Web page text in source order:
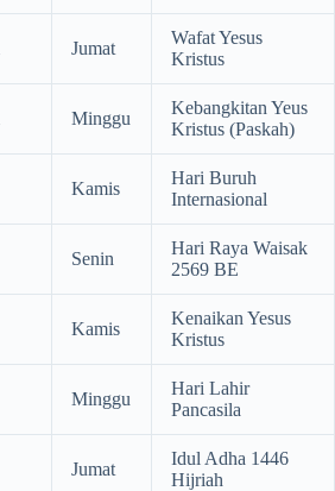
Jumat
Wafat Yesus
Kristus
Minggu
Kebangkitan Yeus
Kristus (Paskah)
Kamis
Hari Buruh
Internasional
Senin
Hari Raya Waisak
2569 BE
Kamis
Kenaikan Yesus
Kristus
Minggu
Hari Lahir
Pancasila
Jumat
Idul Adha 1446
Hijriah